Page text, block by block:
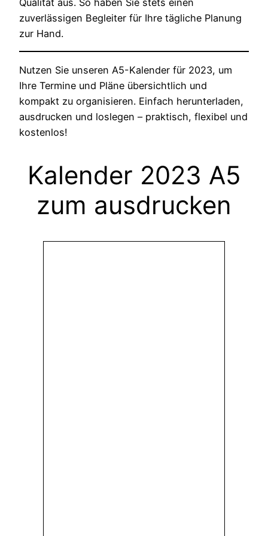
Qualität aus. So haben Sie stets einen
zuverlässigen Begleiter für Ihre tägliche Planung
zur Hand.
Nutzen Sie unseren A5-Kalender für 2023, um
Ihre Termine und Pläne übersichtlich und
kompakt zu organisieren. Einfach herunterladen,
ausdrucken und loslegen – praktisch, flexibel und
kostenlos!
Kalender 2023 A5
zum ausdrucken